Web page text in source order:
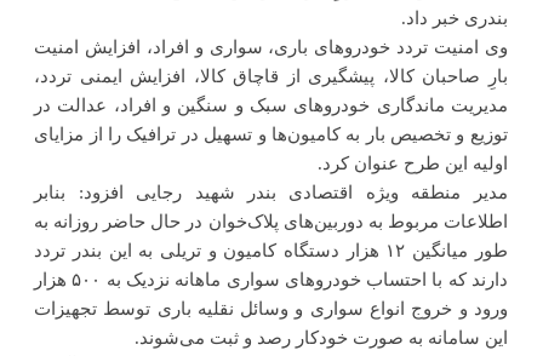
بندری خبر داد.
وی امنیت تردد خودروهای باری، سواری و افراد، افزایش امنیت
بارِ صاحبان کالا، پیشگیری از قاچاق کالا، افزایش ایمنی تردد،
مدیریت ماندگاری خودروهای سبک و سنگین و افراد، عدالت در
توزیع و تخصیص بار به کامیون‌ها و تسهیل در ترافیک را از مزایای
اولیه این طرح عنوان کرد.
مدیر منطقه ویژه اقتصادی بندر شهید رجایی افزود: بنابر
اطلاعات مربوط به دوربین‌های پلاک‌خوان در حال حاضر روزانه به
طور میانگین ۱۲ هزار دستگاه کامیون و تریلی به این بندر تردد
دارند که با احتساب خودروهای سواری ماهانه نزدیک به ۵۰۰ هزار
ورود و خروج انواع سواری و وسائل نقلیه باری توسط تجهیزات
این سامانه به صورت خودکار رصد و ثبت می‌شوند.